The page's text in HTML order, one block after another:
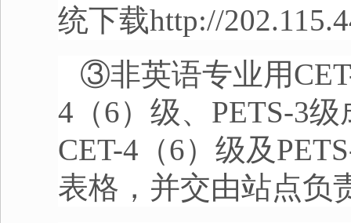
统下载http://
③非英语专业用
4 （6）级、 PETS-3级
CET-4 （6）级及
表格，并交由站点负